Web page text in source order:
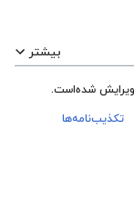
بیشتر
تکذیب‌نامه‌ها